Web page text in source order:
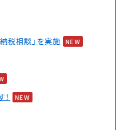
税相談」を実施 NEW
NEW